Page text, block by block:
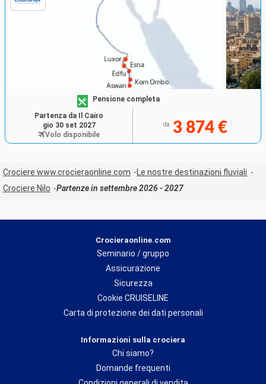
Pensione completa
da 3 874 €
Partenza da Il Cairo
gio 30 set 2027
Volo disponibile
Crociere www.crocieraonline.com
Le nostre destinazioni fluviali
Crociere Nilo
Partenze in settembre 2026 - 2027
Crocieraonline.com
Seminario / gruppo
Assicurazione
Sicurezza
Cookie CRUISELINE
Carta di protezione dei dati personali
Informazioni sulla crociera
Chi siamo?
Domande frequenti